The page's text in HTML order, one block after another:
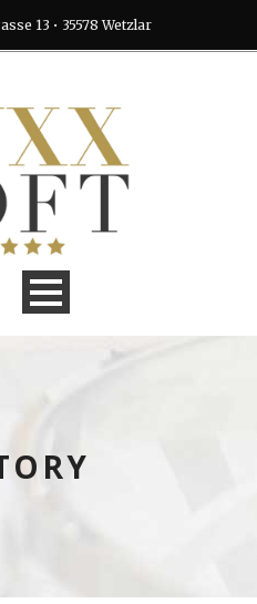
13 • 35578 Wetzlar